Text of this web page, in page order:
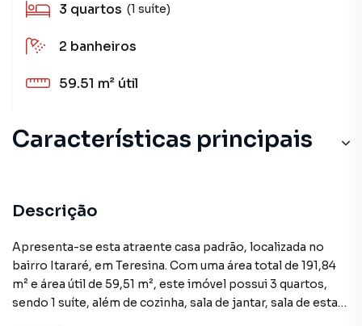
3 quartos (1 suíte)
2 banheiros
59.51 m² útil
Características principais
Descrição
Apresenta-se esta atraente casa padrão, localizada no
bairro Itararé, em Teresina. Com uma área total de 191,84
m² e área útil de 59,51 m², este imóvel possui 3 quartos,
sendo 1 suíte, além de cozinha, sala de jantar, sala de estar,